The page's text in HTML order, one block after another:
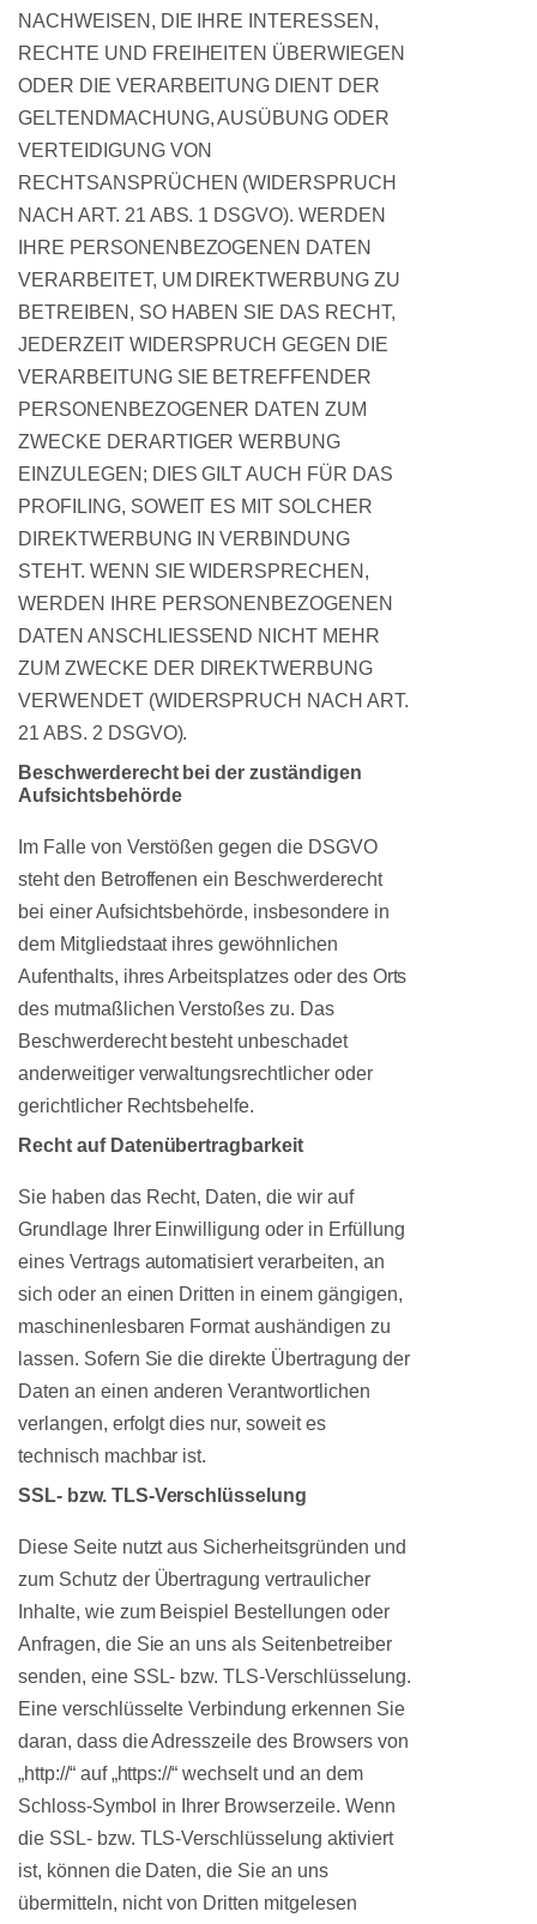
NACHWEISEN, DIE IHRE INTERESSEN,
RECHTE UND FREIHEITEN ÜBERWIEGEN
ODER DIE VERARBEITUNG DIENT DER
GELTENDMACHUNG, AUSÜBUNG ODER
VERTEIDIGUNG VON
RECHTSANSPRÜCHEN (WIDERSPRUCH
NACH ART. 21 ABS. 1 DSGVO). WERDEN
IHRE PERSONENBEZOGENEN DATEN
VERARBEITET, UM DIREKTWERBUNG ZU
BETREIBEN, SO HABEN SIE DAS RECHT,
JEDERZEIT WIDERSPRUCH GEGEN DIE
VERARBEITUNG SIE BETREFFENDER
PERSONENBEZOGENER DATEN ZUM
ZWECKE DERARTIGER WERBUNG
EINZULEGEN; DIES GILT AUCH FÜR DAS
PROFILING, SOWEIT ES MIT SOLCHER
DIREKTWERBUNG IN VERBINDUNG
STEHT. WENN SIE WIDERSPRECHEN,
WERDEN IHRE PERSONENBEZOGENEN
DATEN ANSCHLIESSEND NICHT MEHR
ZUM ZWECKE DER DIREKTWERBUNG
VERWENDET (WIDERSPRUCH NACH ART.
21 ABS. 2 DSGVO).
Beschwerde­recht bei der zuständigen
Aufsichts­behörde
Im Falle von Verstößen gegen die DSGVO
steht den Betroffenen ein Beschwerderecht
bei einer Aufsichtsbehörde, insbesondere in
dem Mitgliedstaat ihres gewöhnlichen
Aufenthalts, ihres Arbeitsplatzes oder des Orts
des mutmaßlichen Verstoßes zu. Das
Beschwerderecht besteht unbeschadet
anderweitiger verwaltungsrechtlicher oder
gerichtlicher Rechtsbehelfe.
Recht auf Daten­übertrag­barkeit
Sie haben das Recht, Daten, die wir auf
Grundlage Ihrer Einwilligung oder in Erfüllung
eines Vertrags automatisiert verarbeiten, an
sich oder an einen Dritten in einem gängigen,
maschinenlesbaren Format aushändigen zu
lassen. Sofern Sie die direkte Übertragung der
Daten an einen anderen Verantwortlichen
verlangen, erfolgt dies nur, soweit es
technisch machbar ist.
SSL- bzw. TLS-Verschlüsselung
Diese Seite nutzt aus Sicherheitsgründen und
zum Schutz der Übertragung vertraulicher
Inhalte, wie zum Beispiel Bestellungen oder
Anfragen, die Sie an uns als Seitenbetreiber
senden, eine SSL- bzw. TLS-Verschlüsselung.
Eine verschlüsselte Verbindung erkennen Sie
daran, dass die Adresszeile des Browsers von
„http://“ auf „https://“ wechselt und an dem
Schloss-Symbol in Ihrer Browserzeile. Wenn
die SSL- bzw. TLS-Verschlüsselung aktiviert
ist, können die Daten, die Sie an uns
übermitteln, nicht von Dritten mitgelesen